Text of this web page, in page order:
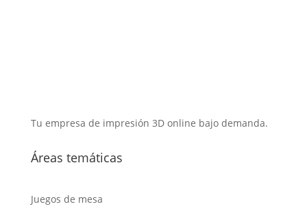
Tu empresa de impresión 3D online bajo demanda.
Áreas temáticas
Juegos de mesa